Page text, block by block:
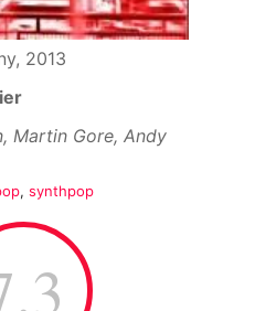
2013
Martin Gore, Andy
, synthpop